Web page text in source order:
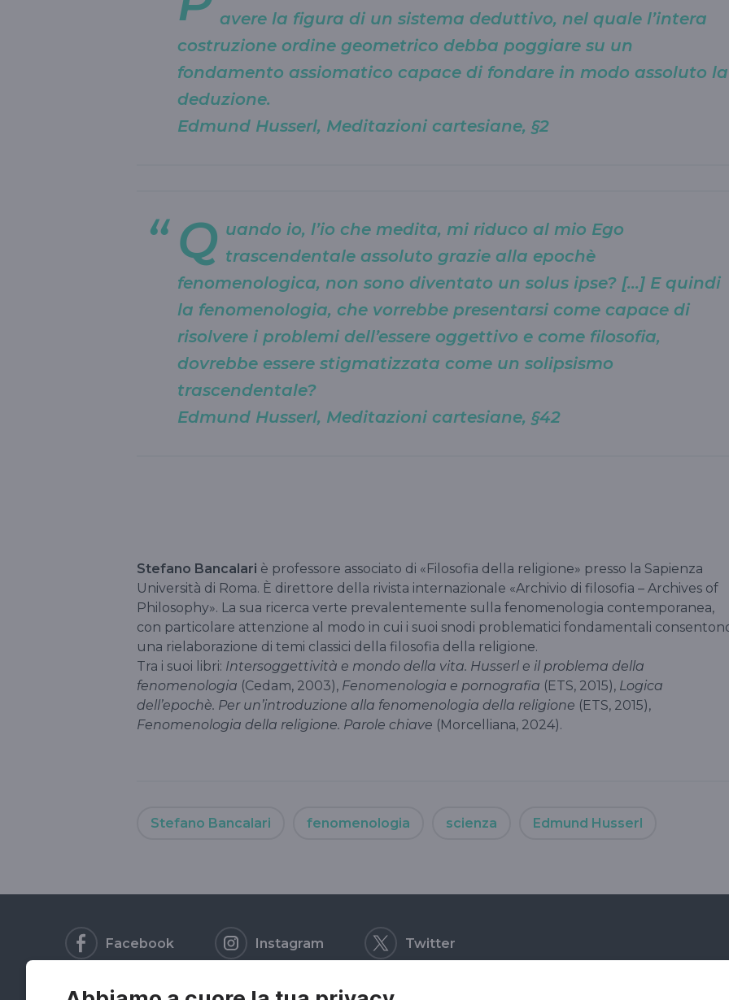
avere la figura di un sistema deduttivo, nel quale l’intera
costruzione ordine geometrico debba poggiare su un
fondamento assiomatico capace di fondare in modo assoluto la
deduzione.
Edmund Husserl, Meditazioni cartesiane, §2
Q uando io, l’io che medita, mi riduco al mio Ego
trascendentale assoluto grazie alla epochè
fenomenologica, non sono diventato un solus ipse? […] E quindi
la fenomenologia, che vorrebbe presentarsi come capace di
risolvere i problemi dell’essere oggettivo e come filosofia,
dovrebbe essere stigmatizzata come un solipsismo
trascendentale?
Edmund Husserl, Meditazioni cartesiane, §42
Stefano Bancalari è professore associato di «Filosofia della religione» presso la Sapienza
Università di Roma. È direttore della rivista internazionale «Archivio di filosofia – Archives of
Philosophy». La sua ricerca verte prevalentemente sulla fenomenologia contemporanea,
con particolare attenzione al modo in cui i suoi snodi problematici fondamentali
una rielaborazione di temi classici della filosofia della religione.
Tra i suoi libri: Intersoggettività e mondo della vita. Husserl e il problema della
fenomenologia (Cedam, 2003), Fenomenologia e pornografia (ETS, 2015), Logica
dell’epochè. Per un’introduzione alla fenomenologia della religione (ETS, 2015),
Fenomenologia della religione. Parole chiave (Morcelliana, 2024).
Stefano Bancalari fenomenologia scienza Edmund Husserl
Facebook Instagram Twitter